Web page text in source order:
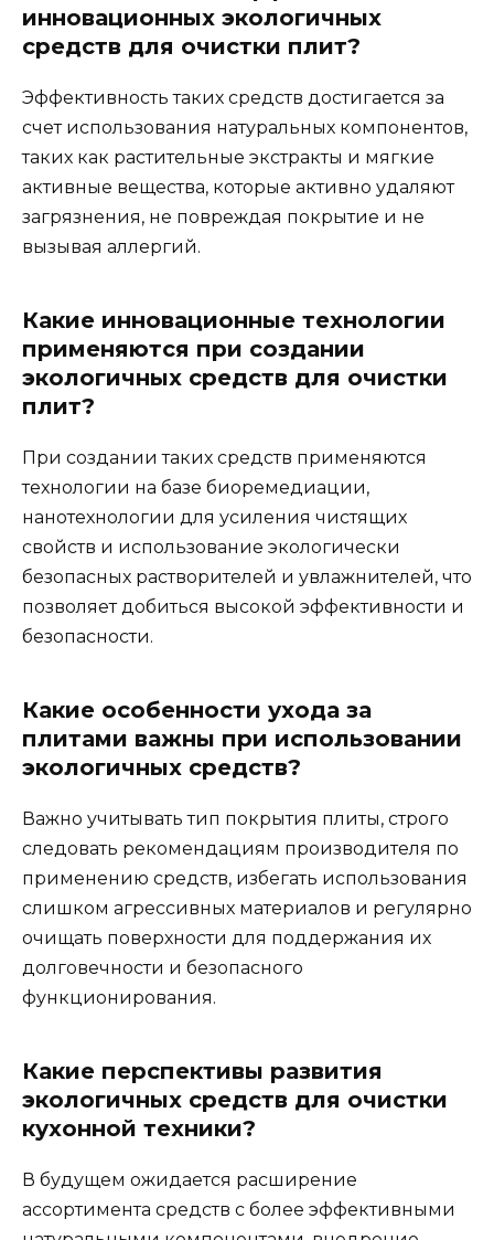
инновационных экологичных
средств для очистки плит?
Эффективность таких средств достигается за
счет использования натуральных компонентов,
таких как растительные экстракты и мягкие
активные вещества, которые активно удаляют
загрязнения, не повреждая покрытие и не
вызывая аллергий.
Какие инновационные технологии
применяются при создании
экологичных средств для очистки
плит?
При создании таких средств применяются
технологии на базе биоремедиации,
нанотехнологии для усиления чистящих
свойств и использование экологически
безопасных растворителей и увлажнителей, что
позволяет добиться высокой эффективности и
безопасности.
Какие особенности ухода за
плитами важны при использовании
экологичных средств?
Важно учитывать тип покрытия плиты, строго
следовать рекомендациям производителя по
применению средств, избегать использования
слишком агрессивных материалов и регулярно
очищать поверхности для поддержания их
долговечности и безопасного
функционирования.
Какие перспективы развития
экологичных средств для очистки
кухонной техники?
В будущем ожидается расширение
ассортимента средств с более эффективными